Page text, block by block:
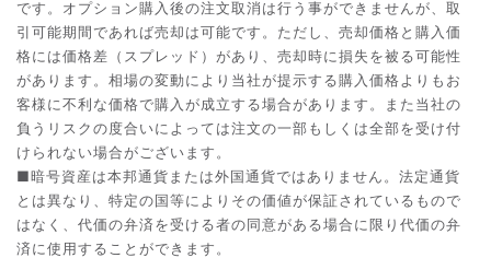
です。オプション購入後の注文取消は行う事ができませんが、取
引可能期間であれば売却は可能です。ただし、売却価格と購入価
格には価格差（スプレッド）があり、売却時に損失を被る可能性
があります。相場の変動により当社が提示する購入価格よりもお
客様に不利な価格で購入が成立する場合があります。また当社の
負うリスクの度合いによっては注文の一部もしくは全部を受け付
けられない場合がございます。
■暗号資産は本邦通貨または外国通貨ではありません。法定通貨
とは異なり、特定の国等によりその価値が保証されているもので
はなく、代価の弁済を受ける者の同意がある場合に限り代価の弁
済に使用することができます。